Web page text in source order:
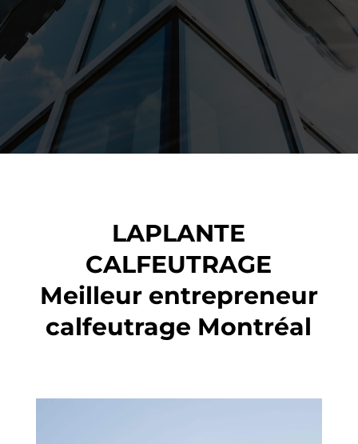
LAPLANTE
CALFEUTRAGE
Meilleur entrepreneur
calfeutrage Montréal